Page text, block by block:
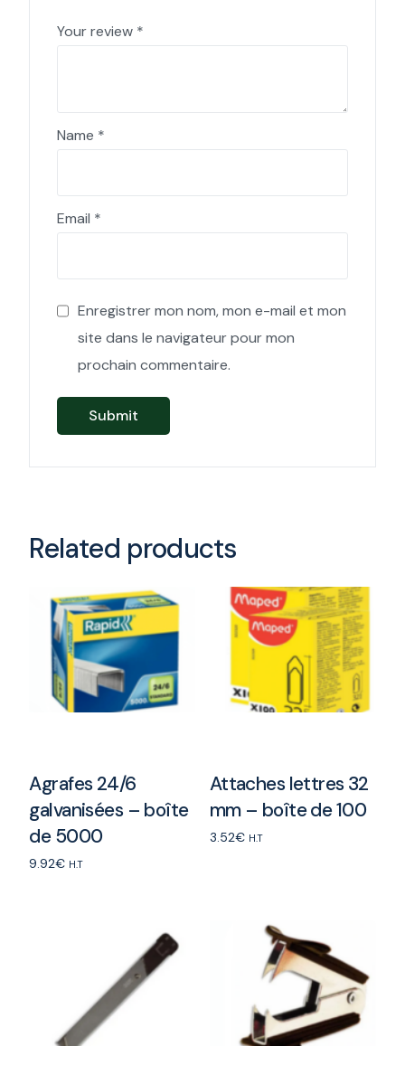
Your review *
Name *
Email *
Enregistrer mon nom, mon e-mail et mon
site dans le navigateur pour mon
prochain commentaire.
Related products
Agrafes 24/6
galvanisées – boîte
de 5000
9.92€ H.T
Attaches lettres 32
mm – boîte de 100
3.52€ H.T